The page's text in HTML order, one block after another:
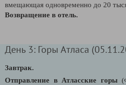
вмещающая одновременно до 20
Возвращение в отель.
День 3: Горы Атласа
Завтрак.
Отправление в Атласские горы